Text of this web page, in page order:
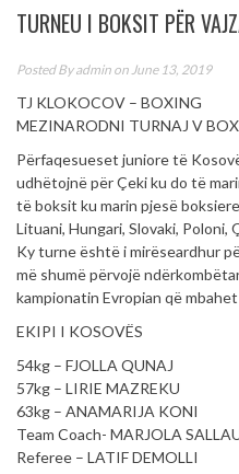
TURNEU I BOKSIT PËR
Posted Byadmin on June 13, 2019
TJ KLOKOCOV – BOXING
MEZINARODNI TURNAJ V
Përfaqesueset juniore të
udhëtojnë për Çeki ku do të
të boksit ku marin pjesë
Lituani, Hungari, Slovaki, Poloni,
Ky turne është i mirëseardhur
më shumë përvojë
kampionatin Evropian që
EKIPI I KOSOVËS
54kg – FJOLLA QUNAJ
57kg – LIRIE MAZREKU
63kg – ANAMARIJA KONI
Team Coach- MARJOLA
Referee – LATIF DEMOLLI